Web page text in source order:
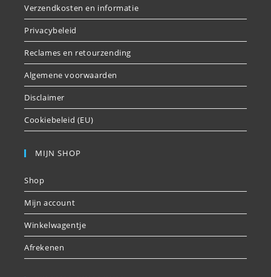
Verzendkosten en informatie
Privacybeleid
Reclames en retourzending
Algemene voorwaarden
Disclaimer
Cookiebeleid (EU)
MIJN SHOP
Shop
Mijn account
Winkelwagentje
Afrekenen